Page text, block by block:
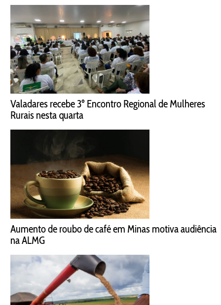
Valadares recebe 3º Encontro Regional de Mulheres
Rurais nesta quarta
Aumento de roubo de café em Minas motiva audiência
na ALMG